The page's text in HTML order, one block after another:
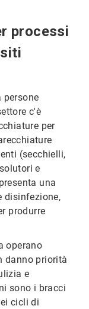
processi
persone
c'è
per
(secchielli,
e
una
disinfezione,
produrre
operano
danno priorità
e
sono i bracci
cicli di